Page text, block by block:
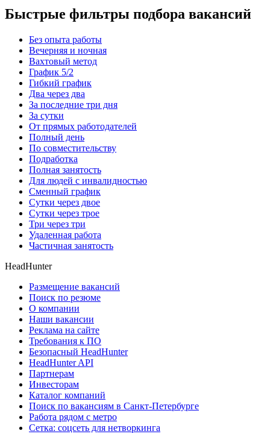
Быстрые фильтры подбора вакансий
Без опыта работы
Вечерняя и ночная
Вахтовый метод
График 5/2
Гибкий график
Два через два
За последние три дня
За сутки
От прямых работодателей
Полный день
По совместительству
Подработка
Полная занятость
Для людей с инвалидностью
Сменный график
Сутки через двое
Сутки через трое
Три через три
Удаленная работа
Частичная занятость
HeadHunter
Размещение вакансий
Поиск по резюме
О компании
Наши вакансии
Реклама на сайте
Требования к ПО
Безопасный HeadHunter
HeadHunter API
Партнерам
Инвесторам
Каталог компаний
Поиск по вакансиям в Санкт-Петербурге
Работа рядом с метро
Сетка: соцсеть для нетворкинга